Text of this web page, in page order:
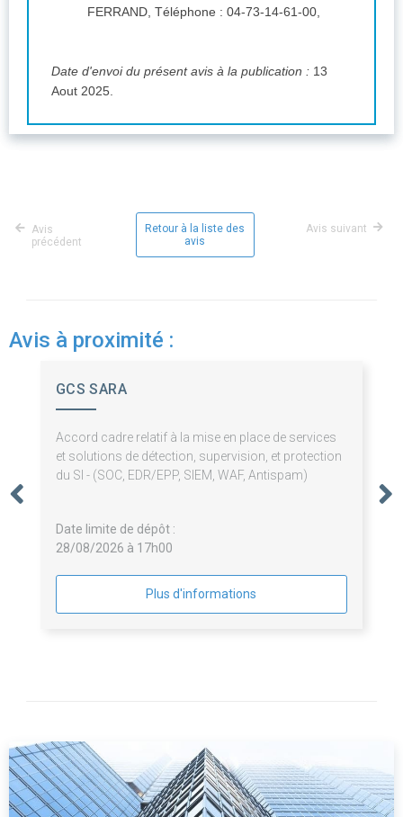
FERRAND, Téléphone : 04-73-14-61-00,
Date d'envoi du présent avis à la publication : 13
Aout 2025.
Avis
précédent
Retour à la liste des
avis
Avis suivant
Avis à proximité :
GCS SARA
Accord cadre relatif à la mise en place de services
et solutions de détection, supervision, et protection
du SI - (SOC, EDR/EPP, SIEM, WAF, Antispam)
Date limite de dépôt :
28/08/2026 à 17h00
Plus d'informations